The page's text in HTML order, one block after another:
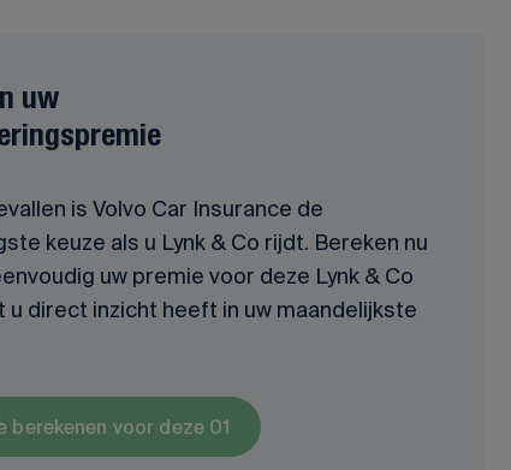
uw
is Volvo Car Insurance de
keuze als u Lynk & Co rijdt. Bereken nu
uw premie voor deze Lynk & Co
u direct inzicht heeft in uw maandelijkste
berekenen voor deze 01